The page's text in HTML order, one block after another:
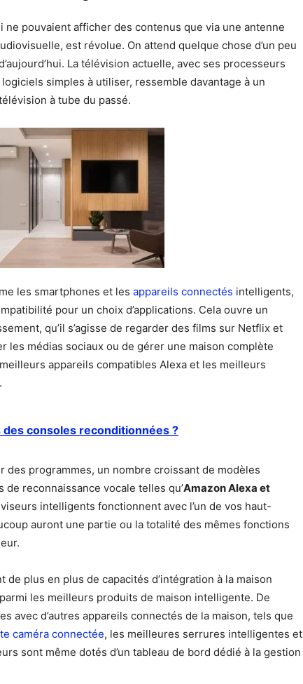
ne pouvaient afficher des contenus que via une antenne
est révolue. On attend quelque chose d’un peu
La télévision actuelle, avec ses processeurs
simples à utiliser, ressemble davantage à un
à tube du passé.
les smartphones et les appareils connectés intelligents,
pour un choix d’applications. Cela ouvre un
qu’il s’agisse de regarder des films sur Netflix et
les médias sociaux ou de gérer une maison complète
appareils compatibles Alexa et les meilleurs
.
consoles reconditionnées ?
des programmes, un nombre croissant de modèles
reconnaissance vocale telles qu’Amazon Alexa et
intelligents fonctionnent avec l’un de vos haut-
auront une partie ou la totalité des mêmes fonctions
plus en plus de capacités d’intégration à la maison
les meilleurs produits de maison intelligente. De
avec d’autres appareils connectés de la maison, tels que
caméra connectée, les meilleures serrures intelligentes et
sont même dotés d’un tableau de bord dédié à la gestion